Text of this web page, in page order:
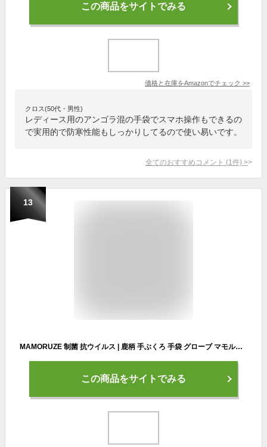
この商品をサイトでみる
価格と在庫をAmazonでチェック >>
クロス(50代・男性)
レディース用のアンゴラ混の手袋でスマホ操作もできるの
で実用的で防寒性能もしっかりしてるので使い易いです。
全てのおすすめコメント (1 件) >
13
MAMORUZE 制菌 抗ウイルス | 鹿柄 手ぶくろ 手袋 グローブ マモルゼ 婦人 レディース ウィメン 女性 抗菌 防寒 あったか 温かい 暖かい かっこいい おすすめ 運動 スポーツ デオファクター 日本
この商品をサイトでみる